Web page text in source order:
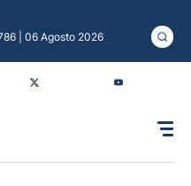
| 06 Agosto 2026